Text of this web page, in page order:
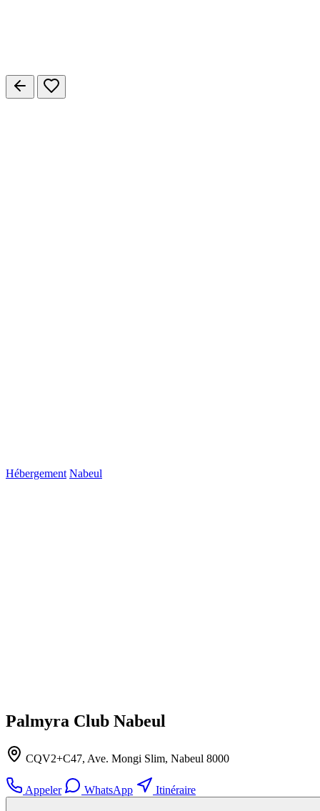
Hébergement Nabeul
Palmyra Club Nabeul
CQV2+C47, Ave. Mongi Slim, Nabeul‎ 8000
Appeler WhatsApp Itinéraire